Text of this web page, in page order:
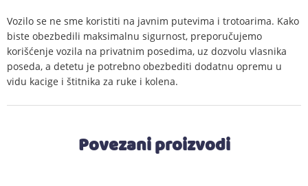
Vozilo se ne sme koristiti na javnim putevima i trotoarima. Kako
biste obezbedili maksimalnu sigurnost, preporučujemo
korišćenje vozila na privatnim posedima, uz dozvolu vlasnika
poseda, a detetu je potrebno obezbediti dodatnu opremu u
vidu kacige i štitnika za ruke i kolena.
Povezani proizvodi